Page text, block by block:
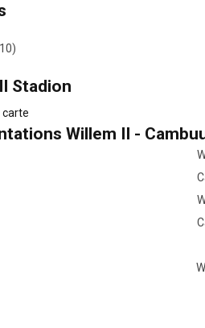
Stadion
carte
Willem II -